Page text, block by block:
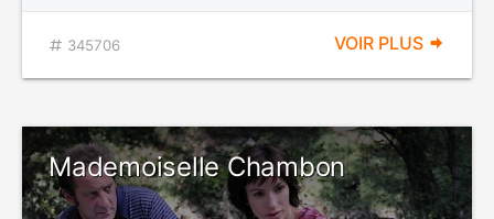
345706 VOIR PLUS
Mademoiselle Chambon